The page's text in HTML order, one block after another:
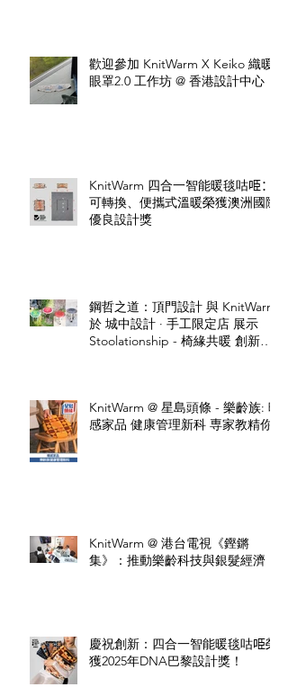
歡迎參加 KnitWarm X Keiko 織暖
眼罩2.0 工作坊 @ 香港設計中心
KnitWarm 四合一智能暖毯咕𠱸：
可轉換、便攜式溫暖榮獲澳洲國際
優良設計獎
鋼哲之道：頂門設計 與 KnitWarm
於 城中設計 · 手工限定店 展示
Stoolationship - 椅緣共暖 創新設
KnitWarm @ 星島頭條 - 樂齡族: 暖
感家品 健康管理新科 専家教精你
KnitWarm @ 港台電視《鏗鏘
集》：推動樂齡科技與銀髮經濟
慶祝創新：四合一智能暖毯咕𠱸榮
獲2025年DNA巴黎設計獎！